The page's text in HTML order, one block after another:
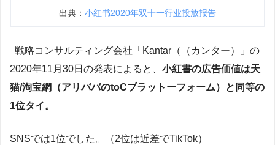
出典： 小红书2020年双十一行业投放报告
戦略コンサルティング会社「Kantar（（カンター）」の
2020年11月30日の発表によると、 小紅書の広告価値は天
猫/淘宝網（アリババのtoCプラットーフォーム）と同等の
1位タイ。
SNSでは1位でした。（2位は近差でTikTok）